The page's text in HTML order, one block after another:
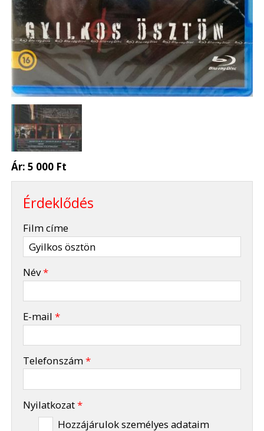
Ár:5 000 Ft
Érdeklődés
Film címe
Név*
E-mail*
Telefonszám*
Nyilatkozat*
Hozzájárulok személyes adataim